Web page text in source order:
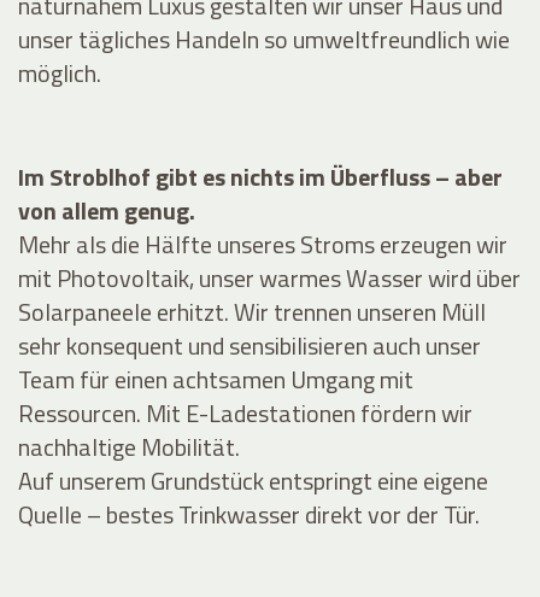
unser tägliches Handeln so umweltfreundlich wie
möglich.
Im Stroblhof gibt es nichts im Überfluss – aber
von allem genug.
Mehr als die Hälfte unseres Stroms erzeugen wir
mit Photovoltaik, unser warmes Wasser wird über
Solarpaneele erhitzt. Wir trennen unseren Müll
sehr konsequent und sensibilisieren auch unser
Team für einen achtsamen Umgang mit
Ressourcen. Mit E-Ladestationen fördern wir
nachhaltige Mobilität.
Auf unserem Grundstück entspringt eine eigene
Quelle – bestes Trinkwasser direkt vor der Tür.